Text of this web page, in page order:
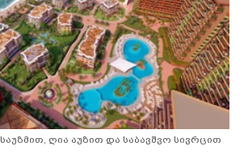
ღია აუზით და საბავშვო სივრცით